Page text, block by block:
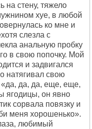
на стену, тяжело
хуе, в любой
ко мне и
слезла с
анальную пробку
в свою попочку. Мой
и задвигался
натягивал свою
«да, да, да, еще, еще,
ягодицы, он явно
сорвала повязку и
меня хорошенько».
любимый